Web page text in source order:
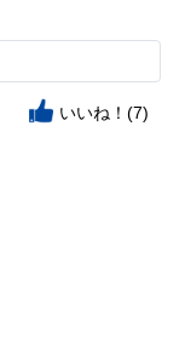
いいね！(7)